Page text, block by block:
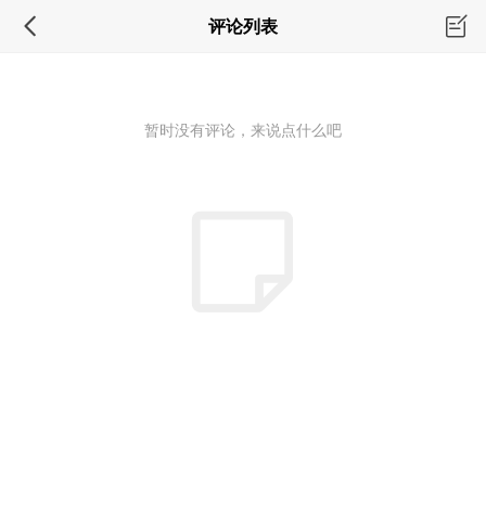
评论列表
暂时没有评论，来说点什么吧